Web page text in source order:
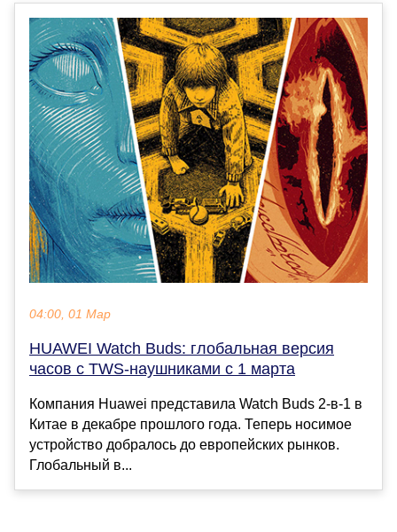
04:00, 01 Мар
HUAWEI Watch Buds: глобальная версия
часов с TWS-наушниками с 1 марта
Компания Huawei представила Watch Buds 2-в-1 в
Китае в декабре прошлого года. Теперь носимое
устройство добралось до европейских рынков.
Глобальный в...